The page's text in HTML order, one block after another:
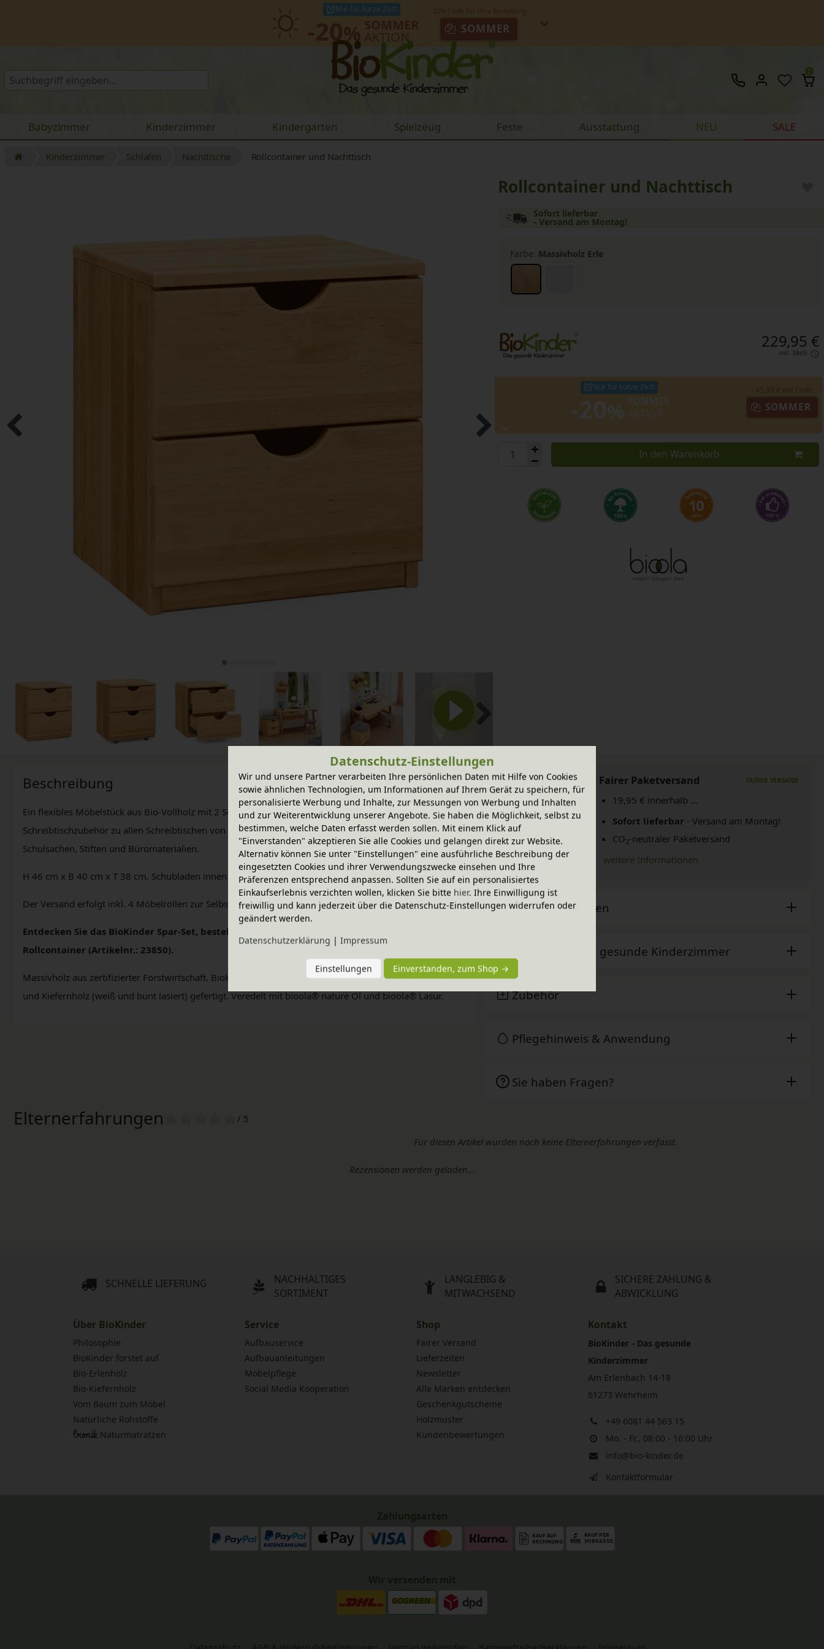
Nur für kurze Zeit!
-20% AKTION
SOMMER
0
Babyzimmer Kinderzimmer Kindergarten Spielzeug Feste Ausstattung NEU SALE
Kinderzimmer Schlafen Nachttische Rollcontainer und Nachttisch
Rollcontainer und Nachttisch
Sofort lieferbar
- Versand am Montag!
Farbe: Massivholz Erle
229,95 €
inkl. MwSt.
Nur für kurze Zeit!
SOMMER
In den Warenkorb
Beschreibung
Ein flexibles Möbelstück aus Bio-Vollholz mit 2 Schubladen, nutzbar als Nachttisch, kleine Kommode und
Schreibtischzubehör zu allen Schreibtischen von BioKinder. Zur praktischen Unterbringung von
Schulsachen, Stiften und Büromaterialien.
H 46 cm x B 40 cm x T 38 cm. Schubladen innen 30 x 30 cm.
Der Versand erfolgt inkl. 4 Möbelrollen zur Selbstmontage.
Entdecken Sie das BioKinder Spar-Set, bestehend aus dem Leon Schreibtisch und einem
Rollcontainer (Artikelnr.: 23850).
Massivholz aus zertifizierter Forstwirtschaft. BioKinder Möbel werden aus massivem Erlenholz (natur)
und Kiefernholz (weiß und bunt lasiert) gefertigt. Veredelt mit bioola® nature Öl und bioola® Lasur.
Fairer Paketversand
19,95 € innerhalb ...
Sofort lieferbar - Versand am Montag!
CO2-neutraler Paketversand
weitere Informationen
Technische Daten
BioKinder - Das gesunde Kinderzimmer
Zubehör
Pflegehinweis & Anwendung
Sie haben Fragen?
Elternerfahrungen
/ 5
Für diesen Artikel wurden noch keine Elternerfahrungen verfasst.
Rezensionen werden geladen...
SCHNELLE LIEFERUNG
NACHHALTIGES
SORTIMENT
LANGLEBIG &
MITWACHSEND
SICHERE ZAHLUNG &
ABWICKLUNG
Über BioKinder
Philosophie
BioKinder forstet auf
Bio-Erlenholz
Bio-Kiefernholz
Vom Baum zum Möbel
Natürliche Rohstoffe
bionik Naturmatratzen
Service
Aufbauservice
Aufbauanleitungen
Möbelpflege
Social Media Kooperation
Shop
Fairer Versand
Lieferzeiten
Newsletter
Alle Marken entdecken
Geschenkgutscheine
Holzmuster
Kundenbewertungen
Kontakt
BioKinder - Das gesunde
Kinderzimmer
Am Erlenbach 14-18
61273 Wehrheim
+49 6081 44 563 15
Mo. - Fr., 08:00 - 16:00 Uhr
info@bio-kinder.de
Kontaktformular
Zahlungsarten
Wir versenden mit
Datenschutz-Einstellungen
Wir und unsere Partner verarbeiten Ihre persönlichen Daten mit Hilfe von Cookies
sowie ähnlichen Technologien, um Informationen auf Ihrem Gerät zu speichern, für
personalisierte Werbung und Inhalte, zur Messungen von Werbung und Inhalten
und zur Weiterentwicklung unserer Angebote. Sie haben die Möglichkeit, selbst zu
bestimmen, welche Daten erfasst werden sollen. Mit einem Klick auf
"Einverstanden" akzeptieren Sie alle Cookies und gelangen direkt zur Website.
Alternativ können Sie unter "Einstellungen" eine ausführliche Beschreibung der
eingesetzten Cookies und ihrer Verwendungszwecke einsehen und Ihre
Präferenzen entsprechend anpassen. Sollten Sie auf ein personalisiertes
Einkaufserlebnis verzichten wollen, klicken Sie bitte hier. Ihre Einwilligung ist
freiwillig und kann jederzeit über die Datenschutz-Einstellungen widerrufen oder
geändert werden.
Daten­schutz­erklärung | Impressum
Einstellungen Einverstanden, zum Shop →